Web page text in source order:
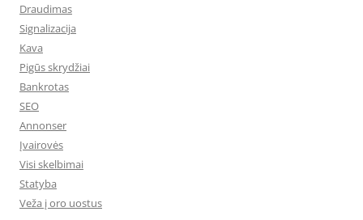
Draudimas
Signalizacija
Kava
Pigūs skrydžiai
Bankrotas
SEO
Annonser
Įvairovės
Visi skelbimai
Statyba
Veža į oro uostus